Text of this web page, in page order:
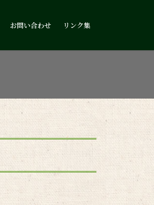
お問い合わせ リンク集